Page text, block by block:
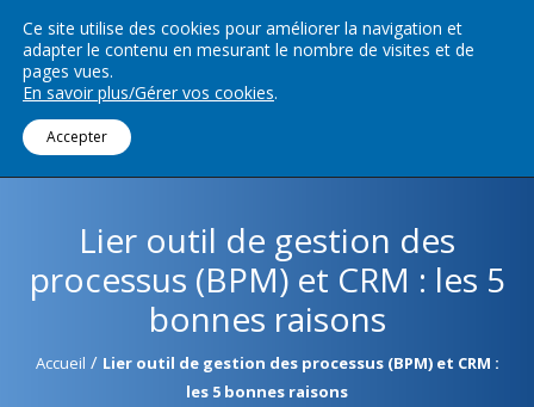
Menu
Lier outil de gestion des
processus (BPM) et CRM : les 5
bonnes raisons
Accueil / Lier outil de gestion des processus (BPM) et CRM :
les 5 bonnes raisons
Ce site utilise des cookies pour améliorer la navigation et
adapter le contenu en mesurant le nombre de visites et de
pages vues.
En savoir plus/Gérer vos cookies.
Accepter